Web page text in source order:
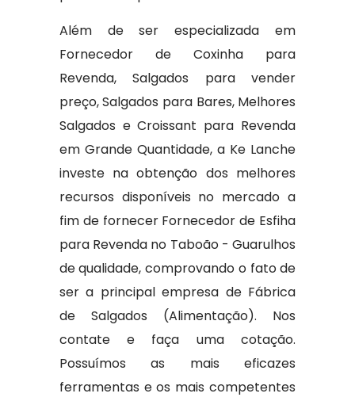
Além de ser especializada em
Fornecedor de Coxinha para
Revenda, Salgados para vender
preço, Salgados para Bares, Melhores
Salgados e Croissant para Revenda
em Grande Quantidade, a Ke Lanche
investe na obtenção dos melhores
recursos disponíveis no mercado a
fim de fornecer Fornecedor de Esfiha
para Revenda no Taboão - Guarulhos
de qualidade, comprovando o fato de
ser a principal empresa de Fábrica
de Salgados (Alimentação). Nos
contate e faça uma cotação.
Possuímos as mais eficazes
ferramentas e os mais competentes